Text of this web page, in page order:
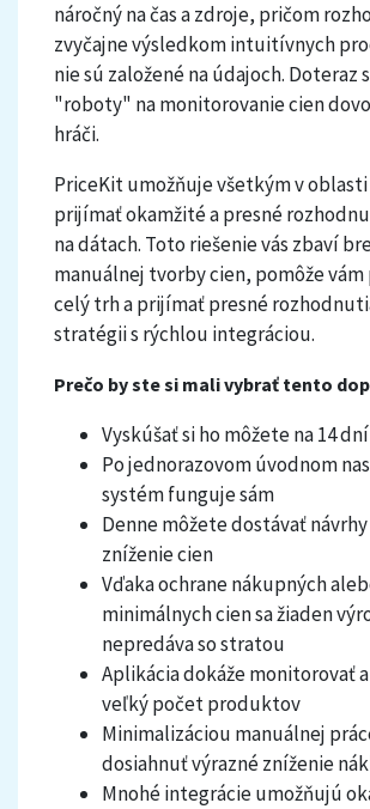
náročný na čas a zdroje, pričom
zvyčajne výsledkom intuitívnych
nie sú založené na údajoch. Doteraz
"roboty" na monitorovanie cien
hráči.
PriceKit umožňuje všetkým v
prijímať okamžité a presné
na dátach. Toto riešenie vás zbaví
manuálnej tvorby cien, pomôže
celý trh a prijímať presné
stratégii s rýchlou integráciou.
Prečo by ste si mali vybrať tento
Vyskúšať si ho môžete na 14
Po jednorazovom úvodnom
systém funguje sám
Denne môžete dostávať návrhy
zníženie cien
Vďaka ochrane nákupných
minimálnych cien sa žiaden
nepredáva so stratou
Aplikácia dokáže monitorovať
veľký počet produktov
Minimalizáciou manuálnej
dosiahnuť výrazné zníženie
Mnohé integrácie umožňujú